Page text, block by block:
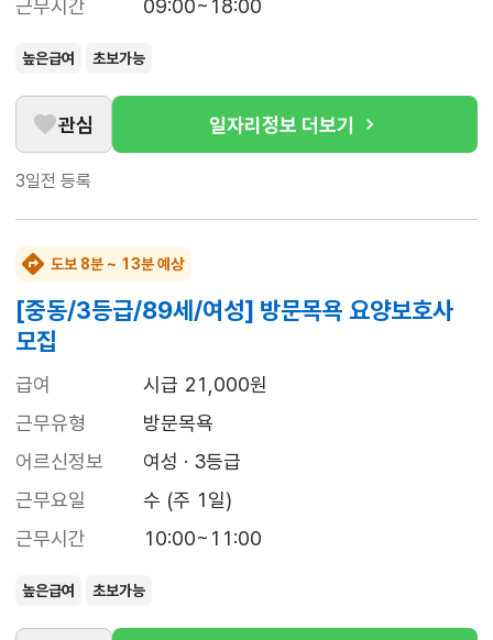
근무시간
09:00~18:00
높은급여 초보가능
관심 일자리정보 더보기
3일전 등록
도보 8분 ~ 13분 예상
[중동/3등급/89세/여성] 방문목욕 요양보호사
모집
급여
시급 21,000원
근무유형
방문목욕
어르신정보
여성 · 3등급
근무요일
수 (주 1일)
근무시간
10:00~11:00
높은급여 초보가능